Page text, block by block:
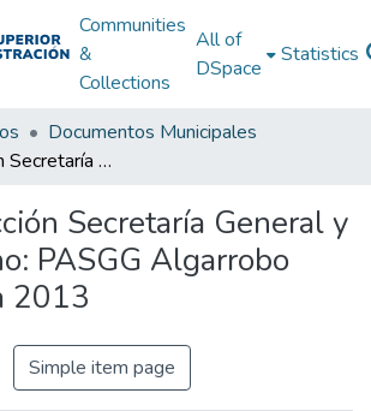
Communities
&
Collections
All of
DSpace
Statistics
Documentos Municipales
Plan de Acción Secretaría General y de Gobierno: PASGG Algarrobo Magdalena 2013
Secretaría General y
PASGG Algarrobo
2013
Simple item page